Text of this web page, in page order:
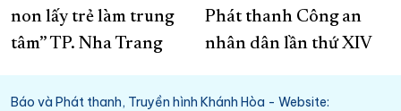
non lấy trẻ làm trung
tâm” TP. Nha Trang
Phát thanh Công an
nhân dân lần thứ XIV
Báo và Phát thanh, Truyền hình Khánh Hòa - Website: